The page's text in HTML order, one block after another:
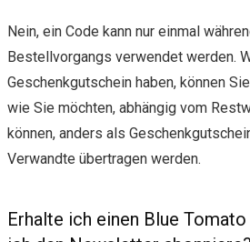
Nein, ein Code kann nur einmal
Bestellvorgangs verwendet werden.
Geschenkgutschein haben, können
wie Sie möchten, abhängig vom
können, anders als
Verwandte übertragen werden.
Erhalte ich einen Blue